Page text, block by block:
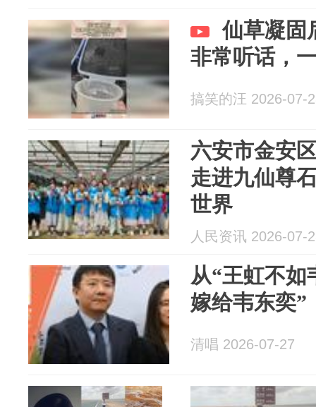
仙草凝固
非常听话，
搞笑的汪 2026-07-
六安市金安
走进九仙尊
世界
人民资讯 2026-07-
从“王虹不如
嫁给韦东奕”
清唱 2026-07-27